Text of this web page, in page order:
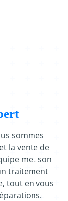
sommes
la vente de
met son
traitement
tout en vous